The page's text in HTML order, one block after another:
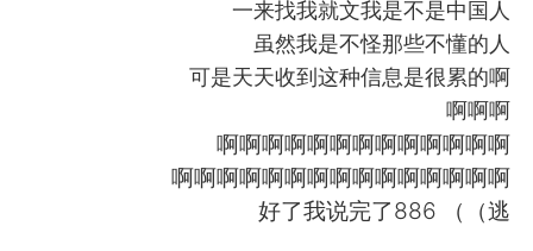
Español
一来找我就文我是不是中国人
虽然我是不怪那些不懂的人
可是天天收到这种信息是很累的啊
啊啊啊
啊啊啊啊啊啊啊啊啊啊啊啊啊
啊啊啊啊啊啊啊啊啊啊啊啊啊啊啊
好了我说完了886 （（逃